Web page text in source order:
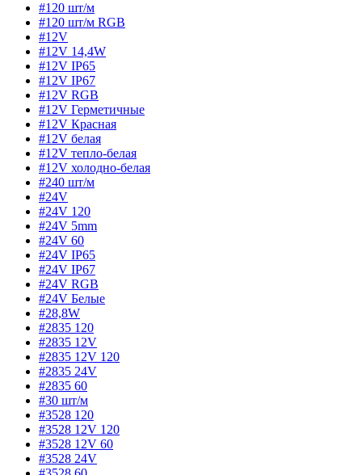
#120 шт/м
#120 шт/м RGB
#12V
#12V 14,4W
#12V IP65
#12V IP67
#12V RGB
#12V Герметичные
#12V Красная
#12V белая
#12V тепло-белая
#12V холодно-белая
#240 шт/м
#24V
#24V 120
#24V 5mm
#24V 60
#24V IP65
#24V IP67
#24V RGB
#24V Белые
#28,8W
#2835 120
#2835 12V
#2835 12V 120
#2835 24V
#2835 60
#30 шт/м
#3528 120
#3528 12V 120
#3528 12V 60
#3528 24V